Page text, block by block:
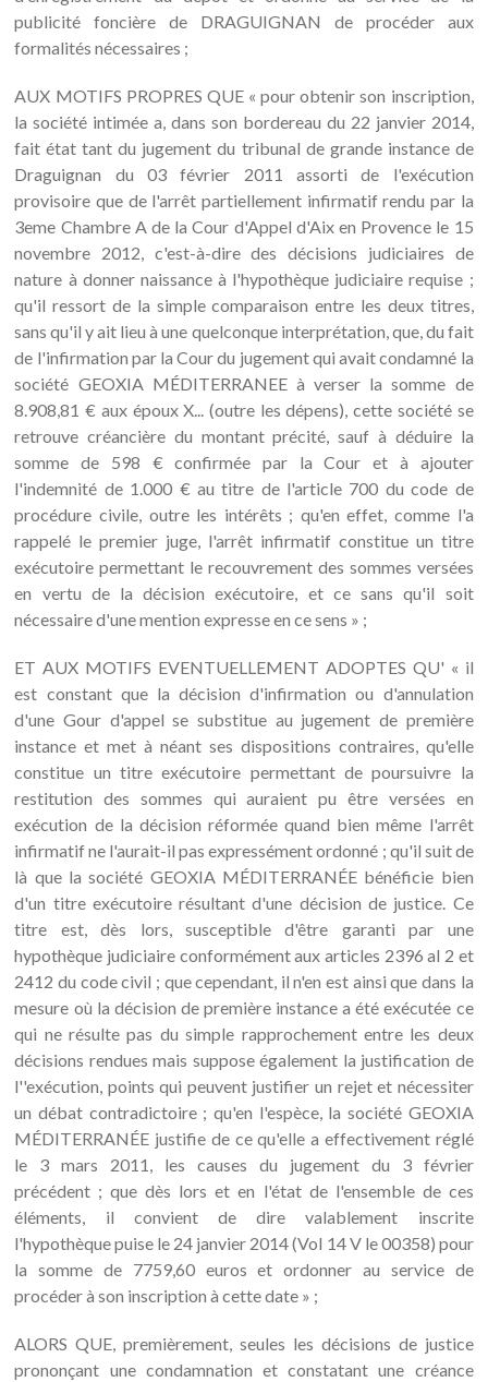
publicité foncière de DRAGUIGNAN de procéder aux
formalités nécessaires ;
AUX MOTIFS PROPRES QUE « pour obtenir son inscription,
la société intimée a, dans son bordereau du 22 janvier 2014,
fait état tant du jugement du tribunal de grande instance de
Draguignan du 03 février 2011 assorti de l'exécution
provisoire que de l'arrêt partiellement infirmatif rendu par la
3eme Chambre A de la Cour d'Appel d'Aix en Provence le 15
novembre 2012, c'est-à-dire des décisions judiciaires de
nature à donner naissance à l'hypothèque judiciaire requise ;
qu'il ressort de la simple comparaison entre les deux titres,
sans qu'il y ait lieu à une quelconque interprétation, que, du fait
de l'infirmation par la Cour du jugement qui avait condamné la
société GEOXIA MÉDITERRANEE à verser la somme de
8.908,81 € aux époux X... (outre les dépens), cette société se
retrouve créancière du montant précité, sauf à déduire la
somme de 598 € confirmée par la Cour et à ajouter
l'indemnité de 1.000 € au titre de l'article 700 du code de
procédure civile, outre les intérêts ; qu'en effet, comme l'a
rappelé le premier juge, l'arrêt infirmatif constitue un titre
exécutoire permettant le recouvrement des sommes versées
en vertu de la décision exécutoire, et ce sans qu'il soit
nécessaire d'une mention expresse en ce sens » ;
ET AUX MOTIFS EVENTUELLEMENT ADOPTES QU' « il
est constant que la décision d'infirmation ou d'annulation
d'une Gour d'appel se substitue au jugement de première
instance et met à néant ses dispositions contraires, qu'elle
constitue un titre exécutoire permettant de poursuivre la
restitution des sommes qui auraient pu être versées en
exécution de la décision réformée quand bien même l'arrêt
infirmatif ne l'aurait-il pas expressément ordonné ; qu'il suit de
là que la société GEOXIA MÉDITERRANÉE bénéficie bien
d'un titre exécutoire résultant d'une décision de justice. Ce
titre est, dès lors, susceptible d'être garanti par une
hypothèque judiciaire conformément aux articles 2396 al 2 et
2412 du code civil ; que cependant, il n'en est ainsi que dans la
mesure où la décision de première instance a été exécutée ce
qui ne résulte pas du simple rapprochement entre les deux
décisions rendues mais suppose également la justification de
l''exécution, points qui peuvent justifier un rejet et nécessiter
un débat contradictoire ; qu'en l'espèce, la société GEOXIA
MÉDITERRANÉE justifie de ce qu'elle a effectivement réglé
le 3 mars 2011, les causes du jugement du 3 février
précédent ; que dès lors et en l'état de l'ensemble de ces
éléments, il convient de dire valablement inscrite
l'hypothèque puise le 24 janvier 2014 (Vol 14 V le 00358) pour
la somme de 7759,60 euros et ordonner au service de
procéder à son inscription à cette date » ;
ALORS QUE, premièrement, seules les décisions de justice
prononçant une condamnation et constatant une créance